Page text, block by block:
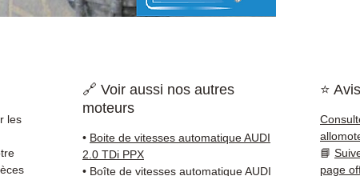
est
sur
les
🔗 Voir aussi nos autres
moteurs
• Boite de vitesses automatique AUDI
2.0 TDi PPX
• Boîte de vitesses automatique AUDI
⭐
📘
page